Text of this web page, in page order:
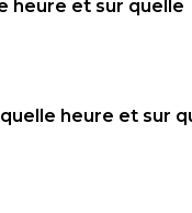
heure et sur quelle
heure et sur